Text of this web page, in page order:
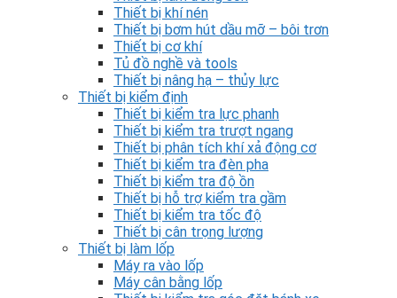
Thiết bị khí nén
Thiết bị bơm hút dầu mỡ – bôi trơn
Thiết bị cơ khí
Tủ đồ nghề và tools
Thiết bị nâng hạ – thủy lực
Thiết bị kiểm định
Thiết bị kiểm tra lực phanh
Thiết bị kiểm tra trượt ngang
Thiết bị phân tích khí xả động cơ
Thiết bị kiểm tra đèn pha
Thiết bị kiểm tra độ ồn
Thiết bị hỗ trợ kiểm tra gầm
Thiết bị kiểm tra tốc độ
Thiết bị cân trọng lượng
Thiết bị làm lốp
Máy ra vào lốp
Máy cân bằng lốp